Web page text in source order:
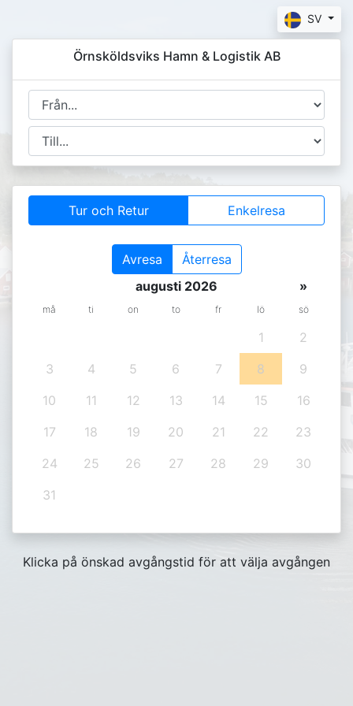
SV
Örnsköldsviks Hamn & Logistik AB
Tur och Retur Enkelresa
Avresa
Återresa
augusti 2026
»
må ti on to fr lö sö
1
2
3
4 5 6 7 8
9
10
11 12 13 14 15
16
17
18 19 20 21 22
23
24
25 26 27 28 29
30
31
Klicka på önskad avgångstid för att välja avgången